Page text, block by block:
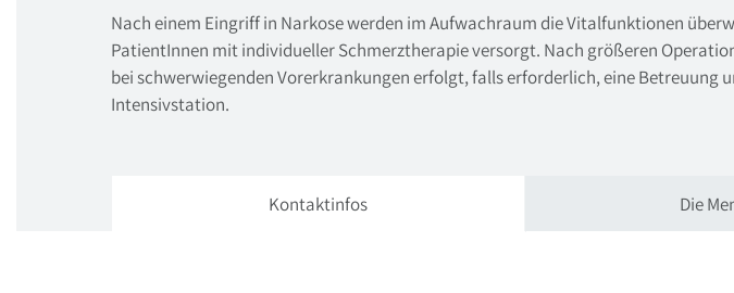
Nach einem Eingriff in Narkose werden im Aufwachraum die Vitalfunktionen
PatientInnen mit individueller Schmerztherapie versorgt. Nach größeren
bei schwerwiegenden Vorerkrankungen erfolgt, falls erforderlich, eine Betreuung
Intensivstation.
Kontaktinfos Die